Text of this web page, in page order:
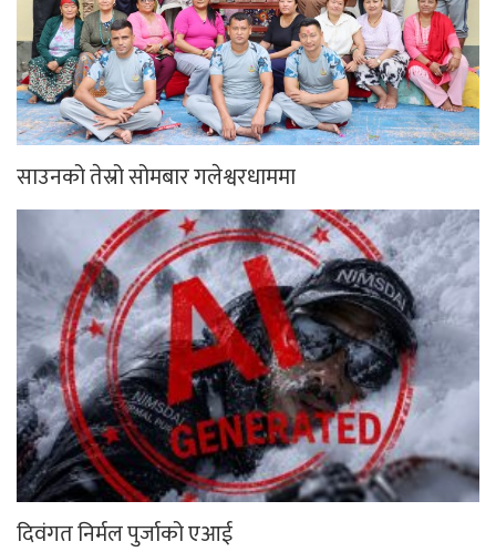
साउनको तेस्रो सोमबार गलेश्वरधाममा
दिवंगत निर्मल पुर्जाको एआई